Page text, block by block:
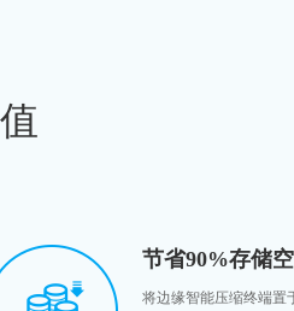
节省90%存储
将边缘智能压缩终端置